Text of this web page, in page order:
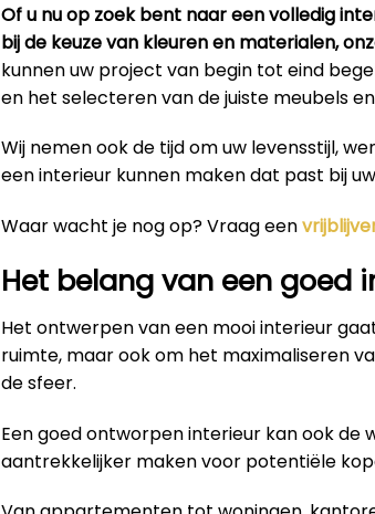
Of u nu op zoek bent naar een volledig
bij de keuze van kleuren en materialen,
kunnen uw project van begin tot eind
en het selecteren van de juiste meubels
Wij nemen ook de tijd om uw levensstijl,
een interieur kunnen maken dat past bij
Waar wacht je nog op? Vraag een
Het belang van een goed
Het ontwerpen van een mooi interieur
ruimte, maar ook om het maximaliseren
de sfeer.
Een goed ontworpen interieur kan ook de
aantrekkelijker maken voor potentiële